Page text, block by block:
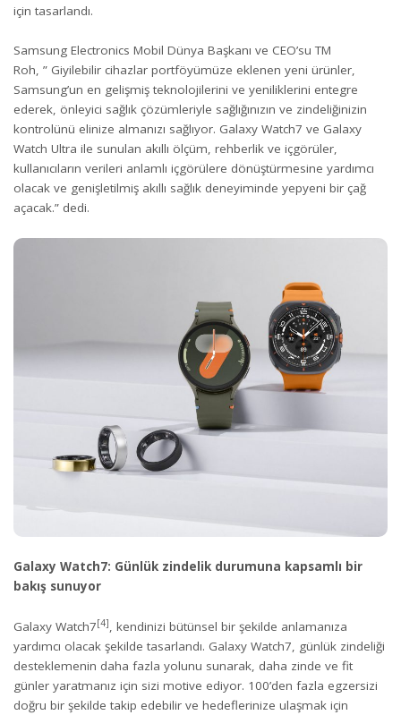
için tasarlandı.
Samsung Electronics Mobil Dünya Başkanı ve CEO’su TM
Roh, ” Giyilebilir cihazlar portföyümüze eklenen yeni ürünler,
Samsung’un en gelişmiş teknolojilerini ve yeniliklerini entegre
ederek, önleyici sağlık çözümleriyle sağlığınızın ve zindeliğinizin
kontrolünü elinize almanızı sağlıyor. Galaxy Watch7 ve Galaxy
Watch Ultra ile sunulan akıllı ölçüm, rehberlik ve içgörüler,
kullanıcıların verileri anlamlı içgörülere dönüştürmesine yardımcı
olacak ve genişletilmiş akıllı sağlık deneyiminde yepyeni bir çağ
açacak.” dedi.
Galaxy Watch7: Günlük zindelik durumuna kapsamlı bir
bakış sunuyor
Galaxy Watch7[4], kendinizi bütünsel bir şekilde anlamanıza
yardımcı olacak şekilde tasarlandı. Galaxy Watch7, günlük zindeliği
desteklemenin daha fazla yolunu sunarak, daha zinde ve fit
günler yaratmanız için sizi motive ediyor. 100’den fazla egzersizi
doğru bir şekilde takip edebilir ve hedeflerinize ulaşmak için